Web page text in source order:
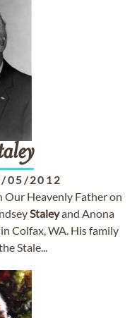
05/2012
Heavenly Father on
Staleyand Anona
Colfax, WA. His family
Stale...